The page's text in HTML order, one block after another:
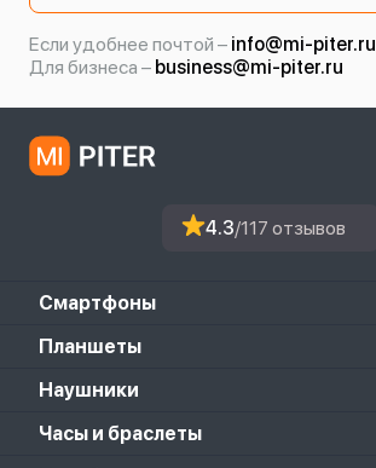
Если удобнее почтой – info@mi-piter.ru
Для бизнеса – business@mi-piter.ru
4.3/117 отзывов
Смартфоны
Redmi
Mi
Black Shark
Планшеты
Mi Pad 6S Pro
Mi Pad 7 Pro
Наушники
Mi FlipBuds Pro
Часы и браслеты